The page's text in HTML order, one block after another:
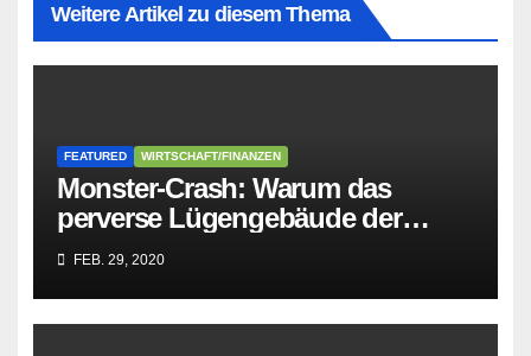
Weitere Artikel zu diesem Thema
FEATURED WIRTSCHAFT/FINANZEN
Monster-Crash: Warum das
perverse Lügengebäude der
Sozialisten in sich
zusammenbricht!
FEB. 29, 2020